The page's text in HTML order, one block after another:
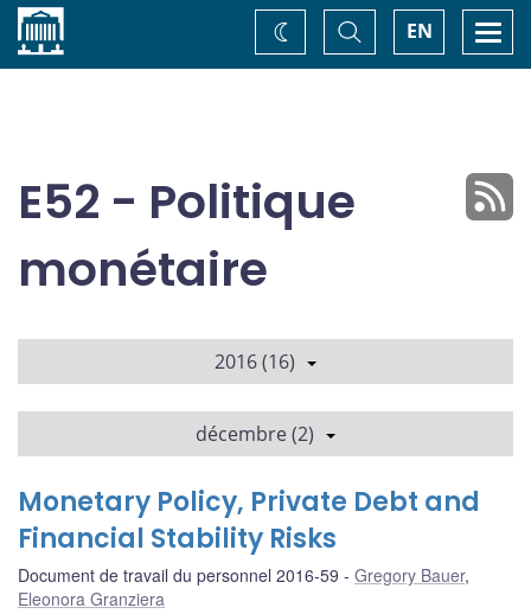
Accueil EN
Basculer
la
recherche
Changez
de
E52 - Politique
monétaire
2016 (16)
décembre (2)
Monetary Policy, Private Debt and
Financial Stability Risks
Document de travail du personnel 2016-59 Gregory Bauer,
Eleonora Granziera